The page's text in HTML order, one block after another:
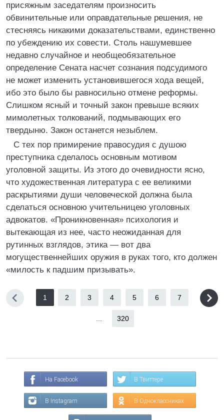
присяжным заседателям произносить
обвинительные или оправдательные решения, не
стесняясь никакими доказательствами, единственно
по убеждению их совести. Столь нашумевшее
недавно случайное и необщеобязательное
определение Сената насчет сознания подсудимого
не может изменить установившегося хода вещей,
ибо это было бы равносильно отмене реформы.
Слишком ясный и точный закон превыше всяких
мимолетных толкований, подмывающих его
твердыню. Закон останется незыблем.
С тех пор примирение правосудия с душою
преступника сделалось основным мотивом
уголовной защиты. Из этого до очевидности ясно,
что художественная литература с ее великими
раскрытиями души человеческой должна была
сделаться основною учительницею уголовных
адвокатов. «Проникновенная» психология и
вытекающая из нее, часто неожиданная для
рутинных взглядов, этика — вот два
могущественнейших оружия в руках того, кто должен
«милость к падшим призывать».
1 2 3 4 5 6 7
320
На Facebook В Твиттере
В Instagram В Одноклассниках